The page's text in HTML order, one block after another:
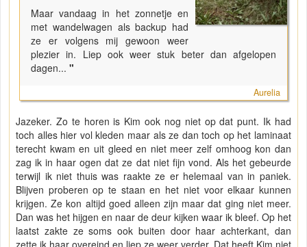
Maar vandaag in het zonnetje en
met wandelwagen als backup had
ze er volgens mij gewoon weer
plezier in. Liep ook weer stuk beter dan afgelopen
dagen... "
Aurelia
Jazeker. Zo te horen is Kim ook nog niet op dat punt. Ik had
toch alles hier vol kleden maar als ze dan toch op het laminaat
terecht kwam en uit gleed en niet meer zelf omhoog kon dan
zag ik in haar ogen dat ze dat niet fijn vond. Als het gebeurde
terwijl ik niet thuis was raakte ze er helemaal van in paniek.
Blijven proberen op te staan en het niet voor elkaar kunnen
krijgen. Ze kon altijd goed alleen zijn maar dat ging niet meer.
Dan was het hijgen en naar de deur kijken waar ik bleef. Op het
laatst zakte ze soms ook buiten door haar achterkant, dan